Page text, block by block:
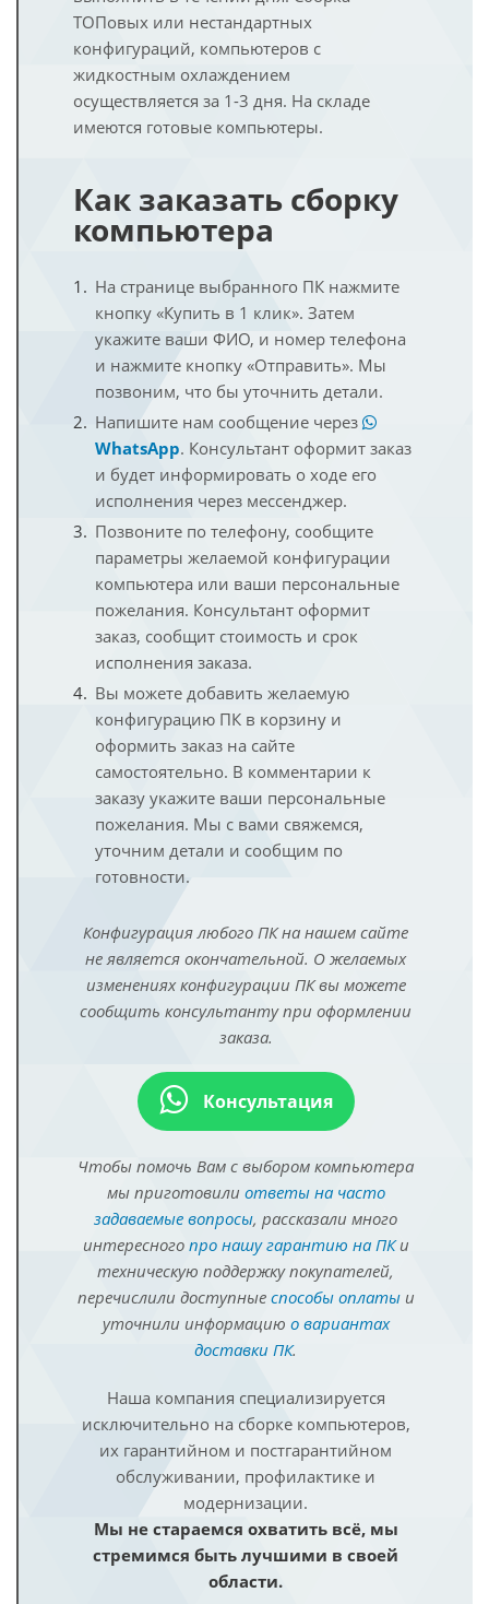
ТОПовых или нестандартных
конфигураций, компьютеров с
жидкостным охлаждением
осуществляется за 1-3 дня. На складе
имеются готовые компьютеры.
Как заказать сборку
компьютера
На странице выбранного ПК нажмите
кнопку «Купить в 1 клик». Затем
укажите ваши ФИО, и номер телефона
и нажмите кнопку «Отправить». Мы
позвоним, что бы уточнить детали.
Напишите нам сообщение через
WhatsApp. Консультант оформит заказ
и будет информировать о ходе его
исполнения через мессенджер.
Позвоните по телефону, сообщите
параметры желаемой конфигурации
компьютера или ваши персональные
пожелания. Консультант оформит
заказ, сообщит стоимость и срок
исполнения заказа.
Вы можете добавить желаемую
конфигурацию ПК в корзину и
оформить заказ на сайте
самостоятельно. В комментарии к
заказу укажите ваши персональные
пожелания. Мы с вами свяжемся,
уточним детали и сообщим по
готовности.
Конфигурация любого ПК на нашем сайте
не является окончательной. О желаемых
изменениях конфигурации ПК вы можете
сообщить консультанту при оформлении
заказа.
Консультация
Чтобы помочь Вам с выбором компьютера
мы приготовили ответы на часто
задаваемые вопросы, рассказали много
интересного про нашу гарантию на ПКи
техническую поддержку покупателей,
перечислили доступные способы оплатыи
уточнили информацию о вариантах
доставки ПК.
Наша компания специализируется
исключительно на сборке компьютеров,
их гарантийном и постгарантийном
обслуживании, профилактике и
модернизации.
Мы не стараемся охватить всё, мы
стремимся быть лучшими в своей
области.